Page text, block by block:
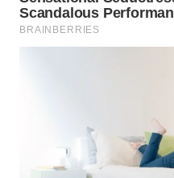
TINGGI
WN
KARAWANG
WN